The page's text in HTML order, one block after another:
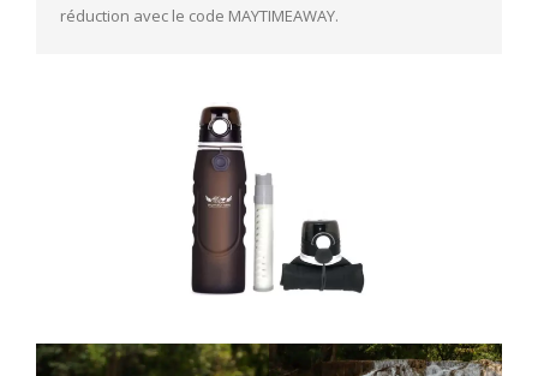
réduction avec le code MAYTIMEAWAY.